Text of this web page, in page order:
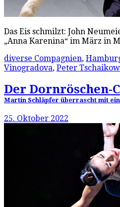
Das Eis schmilzt: John
„Anna Karenina“ im März in
diverse Compagnien,
Vinogradova, Peter
Der Dornröschen-
Martin Schläpfer überrascht mit
25. Oktober 2022